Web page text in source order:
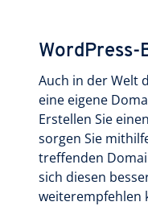
WordPress-
Auch in der Welt
eine eigene
Erstellen Sie
sorgen Sie
treffenden
sich diesen
weiterempfehlen